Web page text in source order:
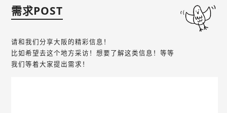
需求POST
请和我们分享大阪的精彩信息！
比如希望去这个地方采访！想要了解这类信息！等等
我们等着大家提出需求！